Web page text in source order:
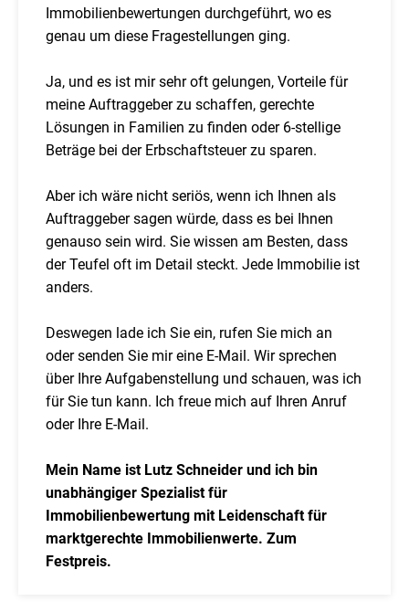
Immobilienbewertungen durchgeführt, wo es
genau um diese Fragestellungen ging.
Ja, und es ist mir sehr oft gelungen, Vorteile für
meine Auftraggeber zu schaffen, gerechte
Lösungen in Familien zu finden oder 6-stellige
Beträge bei der Erbschaftsteuer zu sparen.
Aber ich wäre nicht seriös, wenn ich Ihnen als
Auftraggeber sagen würde, dass es bei Ihnen
genauso sein wird. Sie wissen am Besten, dass
der Teufel oft im Detail steckt. Jede Immobilie ist
anders.
Deswegen lade ich Sie ein, rufen Sie mich an
oder senden Sie mir eine E-Mail. Wir sprechen
über Ihre Aufgabenstellung und schauen, was ich
für Sie tun kann. Ich freue mich auf Ihren Anruf
oder Ihre E-Mail.
Mein Name ist Lutz Schneider und ich bin
unabhängiger Spezialist für
Immobilienbewertung mit Leidenschaft für
marktgerechte Immobilienwerte. Zum
Festpreis.